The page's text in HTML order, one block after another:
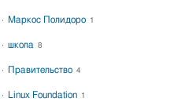
Маркос Полидоро 1
школа 8
Правительство 4
Linux Foundation 1